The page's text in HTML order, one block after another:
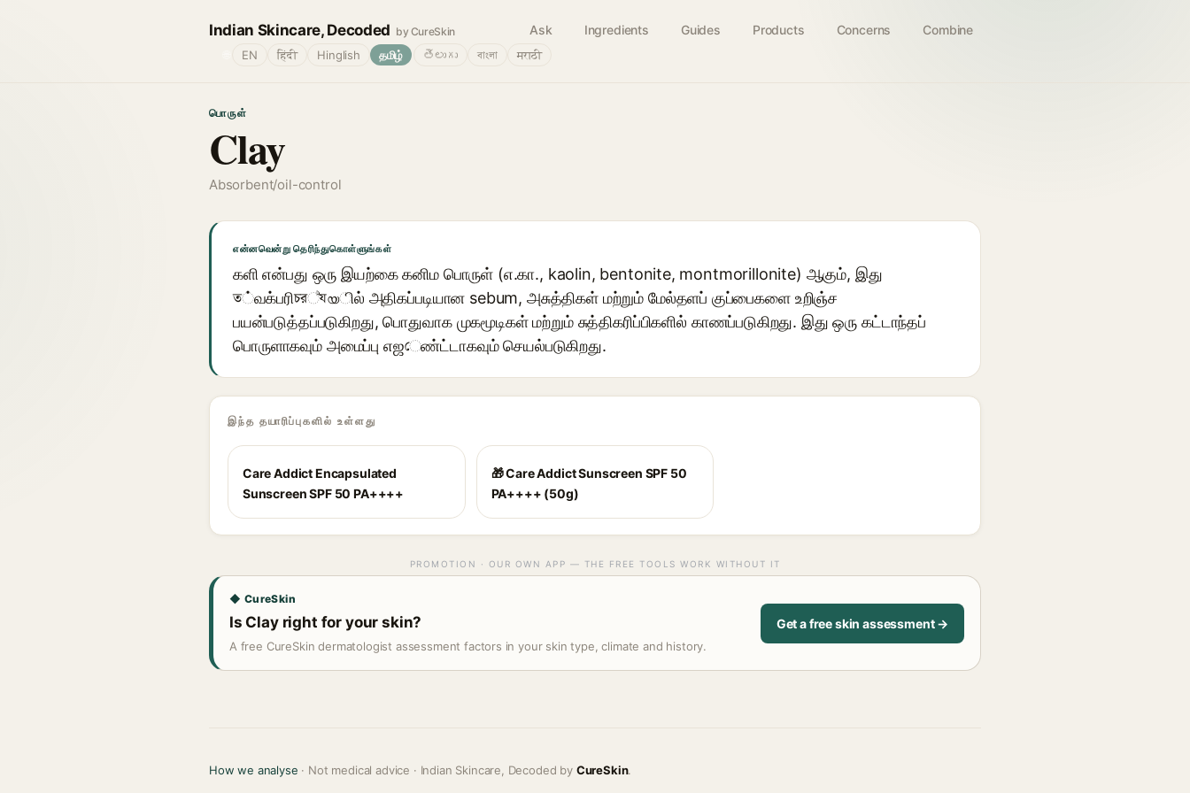
Indian Skincare, Decoded by CureSkin Ask Ingredients Guides Products Concerns Combine
EN हिंदी Hinglish தமிழ் తెలుగు বাংলা मराठी
பொருள்
Clay
Absorbent/oil-control
என்னவென்று தெரிந்துகொள்ளுங்கள்
களி என்பது ஒரு இயற்கை கனிம பொருள் (எ.கா., kaolin, bentonite, montmorillonite) ஆகும், இது
ত்வக்பரிচর්যയில் அதிகப்படியான sebum, அசுத்திகள் மற்றும் மேல்தளப் குப்பைகளை உறிஞ்ச
பயன்படுத்தப்படுகிறது, பொதுவாக முகமூடிகள் மற்றும் சுத்திகரிப்பிகளில் காணப்படுகிறது. இது ஒரு கட்டாந்தப்
பொருளாகவும் அமைப்பு எஜেண்ட்டாகவும் செயல்படுகிறது.
இந்த தயாரிப்புகளில் உள்ளது
Care Addict Encapsulated
Sunscreen SPF 50 PA++++
🎁 Care Addict Sunscreen SPF 50
PA++++ (50g)
PROMOTION · OUR OWN APP — THE FREE TOOLS WORK WITHOUT IT
◆ CureSkin
Is Clay right for your skin?
A free CureSkin dermatologist assessment factors in your skin type, climate and history.
Get a free skin assessment →
How we analyse · Not medical advice · Indian Skincare, Decoded by CureSkin.